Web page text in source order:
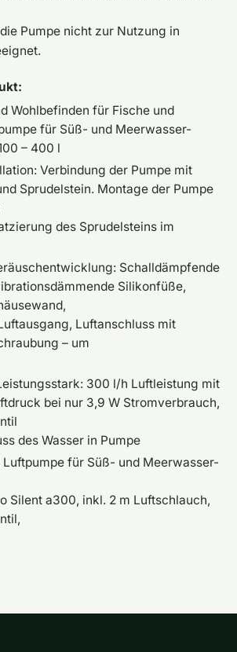
Pumpe nicht zur Nutzung in
Wohlbefinden für Fische und
für Süß- und Meerwasser-
– 400 l
Verbindung der Pumpe mit
Sprudelstein. Montage der Pumpe
des Sprudelsteins im
Schalldämpfende
Silikonfüße,
Luftanschluss mit
– um
300 l/h Luftleistung mit
bei nur 3,9 W Stromverbrauch,
des Wasser in Pumpe
für Süß- und Meerwasser-
Silent a300, inkl. 2 m Luftschlauch,